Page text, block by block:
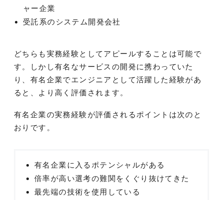
ャー企業
受託系のシステム開発会社
どちらも実務経験としてアピールすることは可能で
す。しかし有名なサービスの開発に携わっていた
り、有名企業でエンジニアとして活躍した経験があ
ると、より高く評価されます。
有名企業の実務経験が評価されるポイントは次のと
おりです。
有名企業に入るポテンシャルがある
倍率が高い選考の難関をくぐり抜けてきた
最先端の技術を使用している